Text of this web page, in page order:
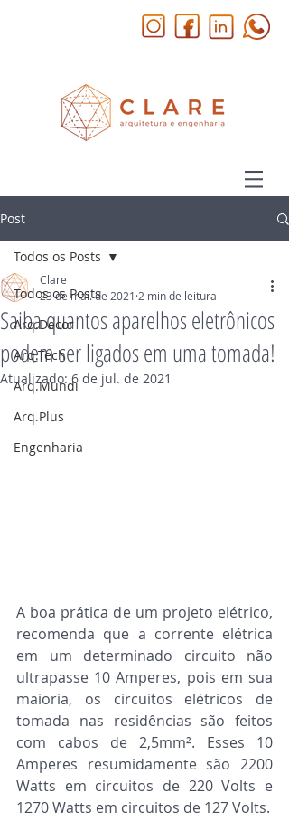
Post
Todos os Posts
Arq.Decor
Arq.Tech
Arq.Mundi
Arq.Plus
Engenharia
Todos os Posts
Saiba quantos aparelhos eletrônicos
podem ser ligados em uma tomada!
Clare
23 de mai. de 2021 2 min de leitura
Atualizado: 6 de jul. de 2021
A boa prática de um projeto elétrico,
recomenda que a corrente elétrica
em um determinado circuito não
ultrapasse 10 Amperes, pois em sua
maioria, os circuitos elétricos de
tomada nas residências são feitos
com cabos de 2,5mm². Esses 10
Amperes resumidamente são 2200
Watts em circuitos de 220 Volts e